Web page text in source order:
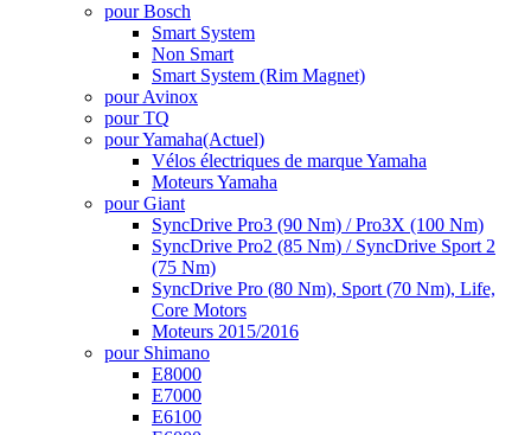
pour Bosch
Smart System
Non Smart
Smart System (Rim Magnet)
pour Avinox
pour TQ
pour Yamaha(Actuel)
Vélos électriques de marque Yamaha
Moteurs Yamaha
pour Giant
SyncDrive Pro3 (90 Nm) / Pro3X (100 Nm)
SyncDrive Pro2 (85 Nm) / SyncDrive Sport 2
(75 Nm)
SyncDrive Pro (80 Nm), Sport (70 Nm), Life,
Core Motors
Moteurs 2015/2016
pour Shimano
E8000
E7000
E6100